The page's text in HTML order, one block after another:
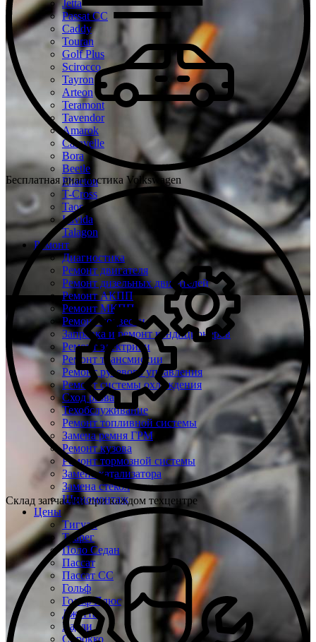
Jetta
Passat CC
Caddy
Touran
Golf Plus
Scirocco
Tayron
Arteon
Teramont
Tavendor
Amarok
Caravelle
Bora
Beetle
Phaeton
T-Cross
Taos
Lavida
Talagon
Ремонт
Диагностика
Ремонт двигателя
Ремонт дизельных двигателей
Ремонт АКПП
Ремонт МКПП
Ремонт подвески
Заправка и ремонт кондиционеров
Ремонт электрики
Ремонт трансмиссии
Ремонт рулевого управления
Ремонт системы охлаждения
Сход развал
Техобслуживание
Ремонт топливной системы
Замена ремня ГРМ
Ремонт кузова
Ремонт тормозной системы
Замена катализатора
Замена стекол
Шиномонтаж
Цены
Тигуан
Туарег
Поло Седан
Пассат
Пассат СС
Гольф
Гольф Плюс
Джетта
Кадди
Сирокко
Бесплатная диагностика Volkswagen
Склад запчастей при каждом техцентре